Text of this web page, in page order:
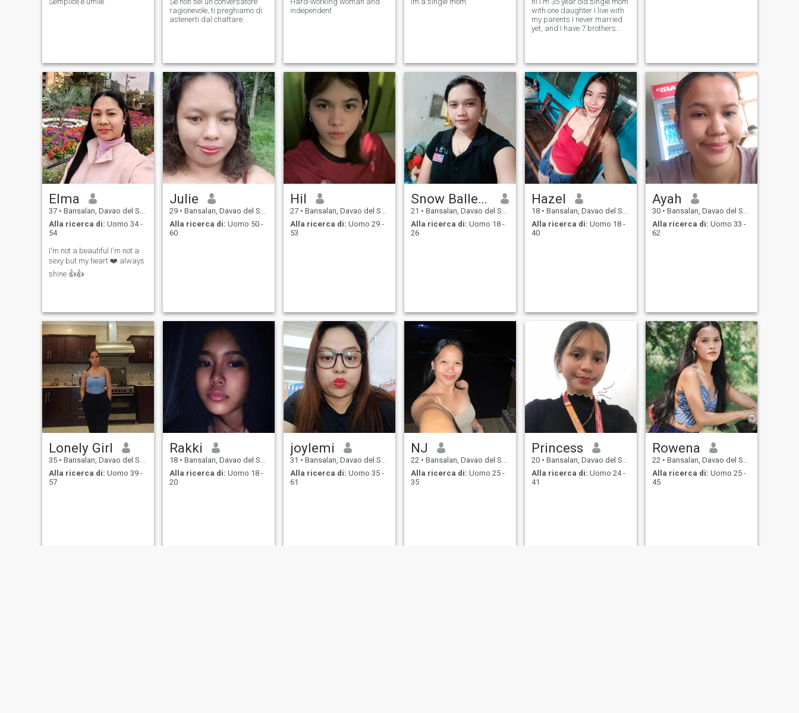
ragionevole, ti preghiamo di
astenerti dal chattare.
independent
with one daughter I live with
my parents I never married
yet, and I have 7 brothers
Elma
37 • Bansalan, Davao del Sur, Filippine
Alla ricerca di: Uomo 34 -
54
I'm not a beautiful I'm not a
sexy but my heart ❤️ always
shine 👍👍
Julie
29 • Bansalan, Davao del Sur, Filippine
Alla ricerca di: Uomo 50 -
60
Hil
27 • Bansalan, Davao del Sur, Filippine
Alla ricerca di: Uomo 29 -
53
Snow Ballerta
21 • Bansalan, Davao del Sur, Filippine
Alla ricerca di: Uomo 18 -
26
Hazel
18 • Bansalan, Davao del Sur, Filippine
Alla ricerca di: Uomo 18 -
40
Ayah
30 • Bansalan, Davao del Sur, Filippine
Alla ricerca di: Uomo 33 -
62
Lonely Girl
35 • Bansalan, Davao del Sur, Filippine
Alla ricerca di: Uomo 39 -
57
Rakki
18 • Bansalan, Davao del Sur, Filippine
Alla ricerca di: Uomo 18 -
20
joylemi
31 • Bansalan, Davao del Sur, Filippine
Alla ricerca di: Uomo 35 -
61
NJ
22 • Bansalan, Davao del Sur, Filippine
Alla ricerca di: Uomo 25 -
35
Princess
20 • Bansalan, Davao del Sur, Filippine
Alla ricerca di: Uomo 24 -
41
Rowena
22 • Bansalan, Davao del Sur, Filippine
Alla ricerca di: Uomo 25 -
45